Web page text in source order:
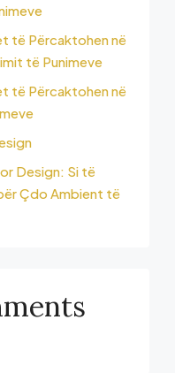
të Përcaktohen në
të Punimeve
të Përcaktohen në
Design: Si të
Çdo Ambient të